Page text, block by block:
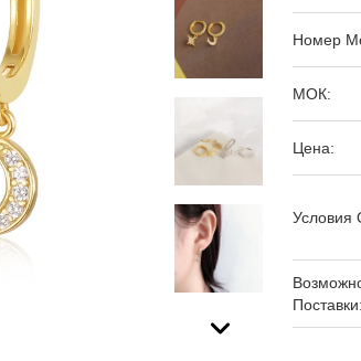
Номер
МОК:
Цена:
Условия
Поставки: